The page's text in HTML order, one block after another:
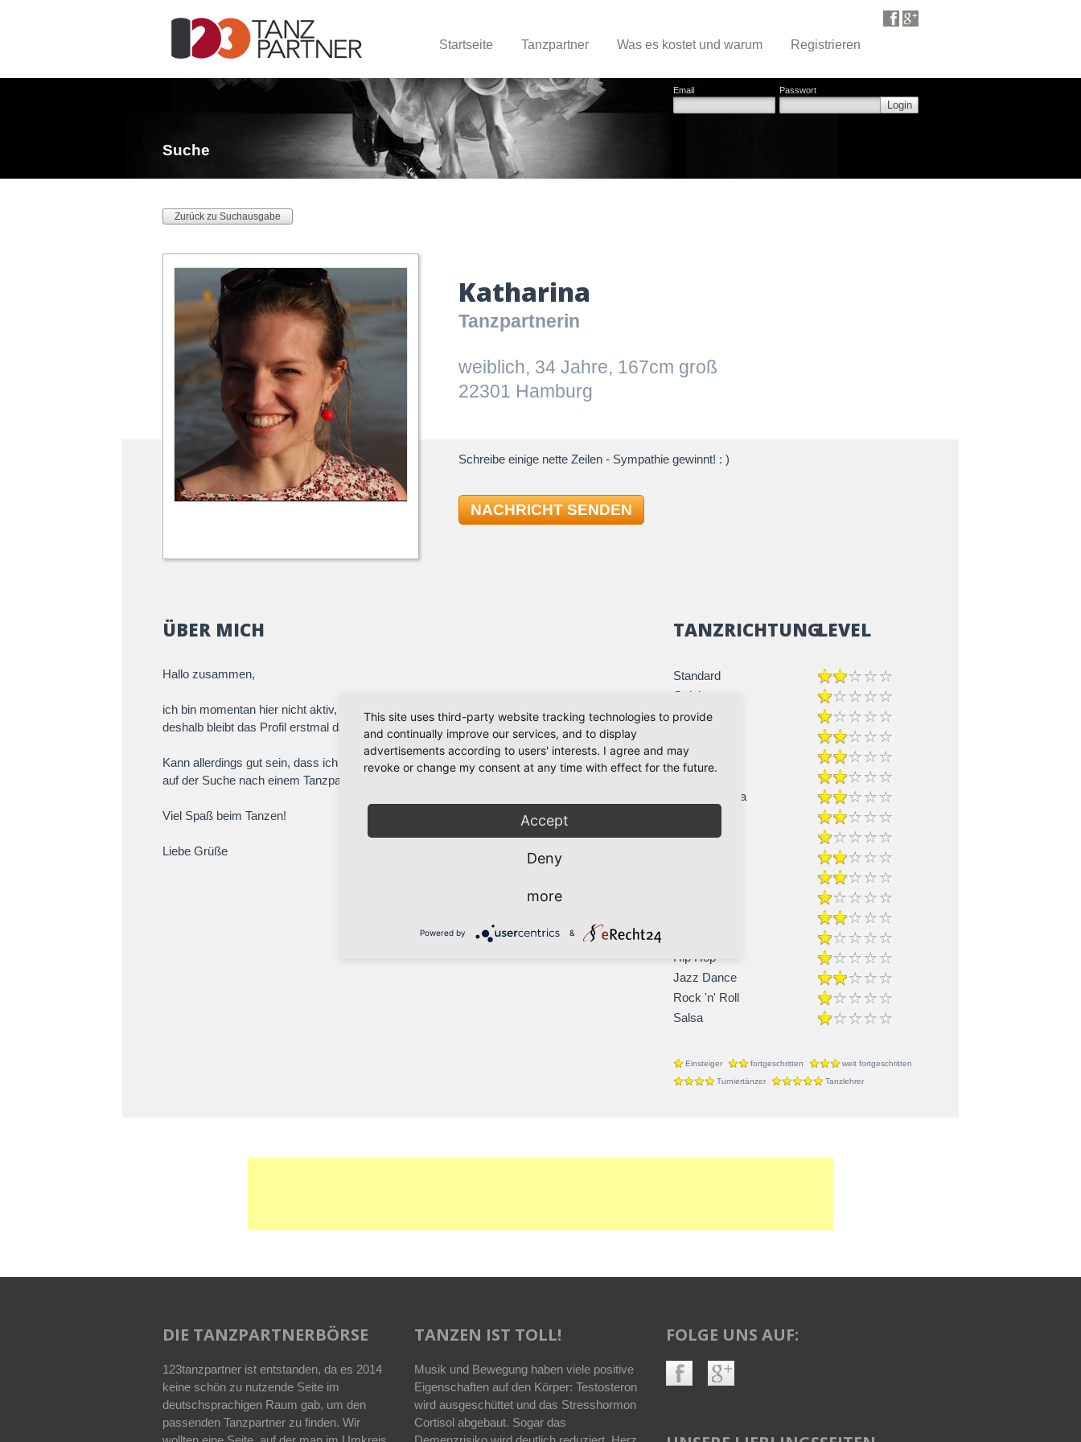
Startseite Tanzpartner Was es kostet und warum Registrieren
Email Passwort
Login
Suche
Zurück zu Suchausgabe
Katharina
Tanzpartnerin
weiblich, 34 Jahre, 167cm groß
22301 Hamburg
Schreibe einige nette Zeilen - Sympathie gewinnt! : )
NACHRICHT SENDEN
ÜBER MICH
Hallo zusammen,
ich bin momentan hier nicht aktiv, aber vielleicht ändert sich das irgendwann wieder -
deshalb bleibt das Profil erstmal da. :)
Kann allerdings gut sein, dass ich eure Nachrichten nicht mitbekomme - bin aktuell nicht
auf der Suche nach einem Tanzpartner.
Viel Spaß beim Tanzen!
Liebe Grüße
TANZRICHTUNG
Standard
Quickstepp
Slowfox
Walzer
Latein
Cha-Cha-Cha
Paso Doble
Hip Hop
Jazz Dance
Rock 'n' Roll
Salsa
LEVEL
Einsteiger fortgeschritten
weit fortgeschritten
Turniertänzer
Tanzlehrer
DIE TANZPARTNERBÖRSE
123tanzpartner ist entstanden, da es 2014
keine schön zu nutzende Seite im
deutschsprachigen Raum gab, um den
passenden Tanzpartner zu finden. Wir
TANZEN IST TOLL!
Musik und Bewegung haben viele positive
Eigenschaften auf den Körper: Testosteron
wird ausgeschüttet und das Stresshormon
Cortisol abgebaut. Sogar das
FOLGE UNS AUF:
This site uses third-party website tracking technologies to provide
and continually improve our services, and to display
advertisements according to users' interests. I agree and may
revoke or change my consent at any time with effect for the future.
Accept
Deny
more
Powered by &